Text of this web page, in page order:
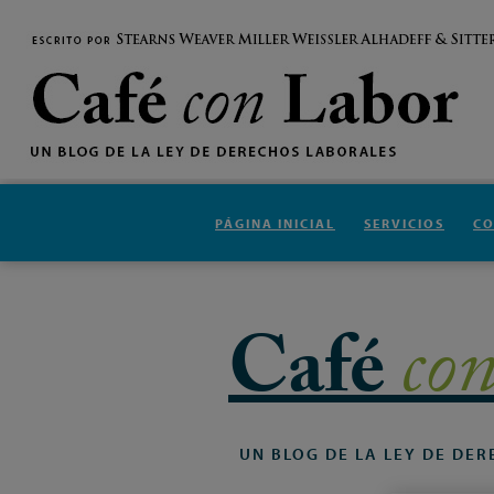
PÁGINA INICIAL SERVICIOS
Café
UN BLOG DE LA LEY DE